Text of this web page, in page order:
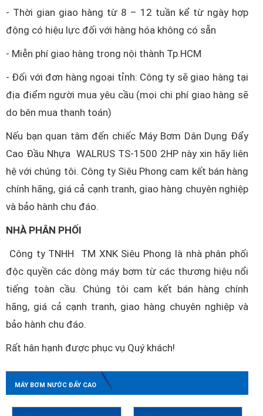
- Thời gian giao hàng từ 8 – 12 tuần kể từ ngày hợp
động có hiệu lực đối với hàng hóa không có sẵn
- Miễn phí giao hàng trong nội thành Tp.HCM
- Đối với đơn hàng ngoại tỉnh: Công ty sẽ giao hàng tại
địa điểm người mua yêu cầu (mọi chi phí giao hàng sẽ
do bên mua thanh toán)
Nếu bạn quan tâm đến chiếc Máy Bơm Dân Dụng Đẩy
Cao Đầu Nhựa WALRUS TS-1500 2HP này xin hãy liên
hệ với chúng tôi. Công ty Siêu Phong cam kết bán hàng
chính hãng, giá cả cạnh tranh, giao hàng chuyên nghiệp
và bảo hành chu đáo.
NHÀ PHÂN PHỐI
Công ty TNHH TM XNK Siêu Phong là nhà phân phối
độc quyền các dòng máy bơm từ các thương hiệu nổi
tiếng toàn cầu. Chúng tôi cam kết bán hàng chính
hãng, giá cả cạnh tranh, giao hàng chuyên nghiệp và
bảo hành chu đáo.
Rất hân hạnh được phục vụ Quý khách!
MÁY BƠM NƯỚC ĐẨY CAO